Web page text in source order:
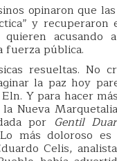
opinaron que
y
acusando
fuerza pública.
resueltas. No
la paz hoy
Y para hacer
Nueva
por Gentil
más doloroso
Celis,